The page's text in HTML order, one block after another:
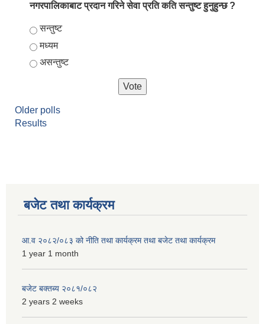
नगरपालिकाबाट प्रदान गरिने सेवा प्रति कति सन्तुष्ट हुनुहुन्छ ?
Choices
सन्तुष्ट
मध्यम
असन्तुष्ट
Older polls
Results
बजेट तथा कार्यक्रम
आ.व २०८२/०८३ को नीति तथा कार्यक्रम तथा बजेट तथा कार्यक्रम
1 year 1 month
बजेट बक्तब्य २०८१/०८२
2 years 2 weeks